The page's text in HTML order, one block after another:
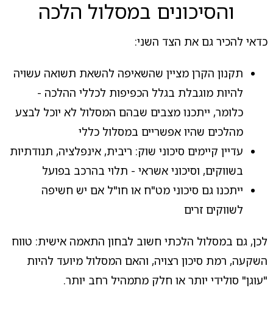
והסיכונים במסלול הלכה
כדאי להכיר גם את הצד השני:
תקנון הקרן מציין שהשאיפה להשאת תשואה עשויה
להיות מוגבלת בגלל הכפיפות לכללי ההלכה -
כלומר, ייתכנו מצבים שבהם המסלול לא יוכל לבצע
מהלכים שהיו אפשריים במסלול כללי
עדיין קיימים סיכוני שוק: ריבית, אינפלציה, תנודתיות
בשווקים, וסיכוני אשראי - תלוי בהרכב בפועל
ייתכנו גם סיכוני מט"ח או חו"ל אם יש חשיפה
לשווקים זרים
לכן, גם במסלול הלכתי חשוב לבחון התאמה אישית: טווח
השקעה, רמת סיכון רצויה, והאם המסלול מיועד להיות
"עוגן" סולידי יותר או חלק מתמהיל רחב יותר.